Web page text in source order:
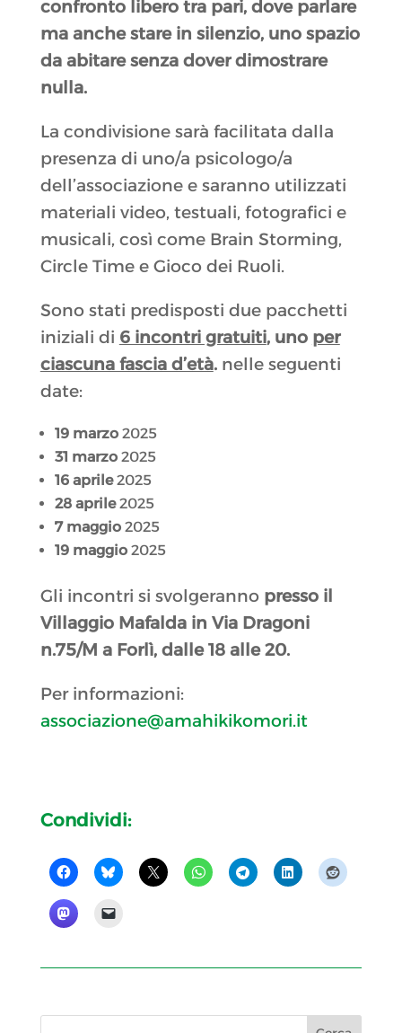
confronto libero tra pari, dove parlare
ma anche stare in silenzio, uno spazio
da abitare senza dover dimostrare
nulla.
La condivisione sarà facilitata dalla
presenza di uno/a psicologo/a
dell’associazione e saranno utilizzati
materiali video, testuali, fotografici e
musicali, così come Brain Storming,
Circle Time e Gioco dei Ruoli.
Sono stati predisposti due pacchetti
iniziali di 6 incontri gratuiti, uno per
ciascuna fascia d’età.nelle seguenti
date:
19 marzo2025
31 marzo2025
16 aprile2025
28 aprile2025
7 maggio2025
19 maggio2025
Gli incontri si svolgeranno presso il
Villaggio Mafalda in Via Dragoni
n.75/M a Forlì, dalle 18 alle 20.
Per informazioni:
associazione@amahikikomori.it
Condividi: